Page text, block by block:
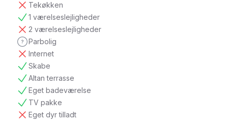
Tekøkken
ikke tilgængelig
1 værelseslejligheder
tilgængelig
2 værelseslejligheder
ikke tilgængelig
Parbolig
ikke oplyst
Internet
ikke tilgængelig
Skabe
tilgængelig
Altan terrasse
tilgængelig
Eget badeværelse
tilgængelig
TV pakke
tilgængelig
Eget dyr tilladt
ikke tilgængelig